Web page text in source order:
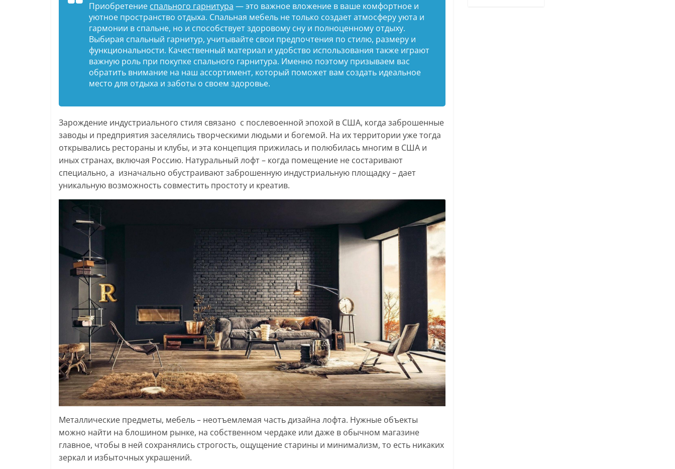
Приобретение спального гарнитура — это важное вложение в ваше комфортное и
уютное пространство отдыха. Спальная мебель не только создает атмосферу уюта и
гармонии в спальне, но и способствует здоровому сну и полноценному отдыху.
Выбирая спальный гарнитур, учитывайте свои предпочтения по стилю, размеру и
функциональности. Качественный материал и удобство использования также играют
важную роль при покупке спального гарнитура. Именно поэтому призываем вас
обратить внимание на наш ассортимент, который поможет вам создать идеальное
место для отдыха и заботы о своем здоровье.
Зарождение индустриального стиля связано с послевоенной эпохой в США, когда заброшенные
заводы и предприятия заселялись творческими людьми и богемой. На их территории уже тогда
открывались рестораны и клубы, и эта концепция прижилась и полюбилась многим в США и
иных странах, включая Россию. Натуральный лофт – когда помещение не состаривают
специально, а изначально обустраивают заброшенную индустриальную площадку – дает
уникальную возможность совместить простоту и креатив.
Металлические предметы, мебель – неотъемлемая часть дизайна лофта. Нужные объекты
можно найти на блошином рынке, на собственном чердаке или даже в обычном магазине
главное, чтобы в ней сохранялись строгость, ощущение старины и минимализм, то есть никаких
зеркал и избыточных украшений.